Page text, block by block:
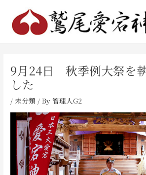
9月24日 秋季例大祭を
した
/未分類 / By管理人G2
navigation